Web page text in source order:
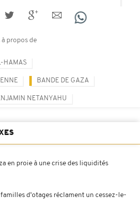
propos de
HAMAS
BANDE DE GAZA
NETANYAHU
en proie à une crise des liquidités
d'otages réclament un cessez-le-